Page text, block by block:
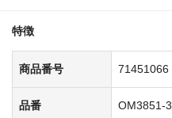
特徴
商品番号 71451066
品番 OM3851-